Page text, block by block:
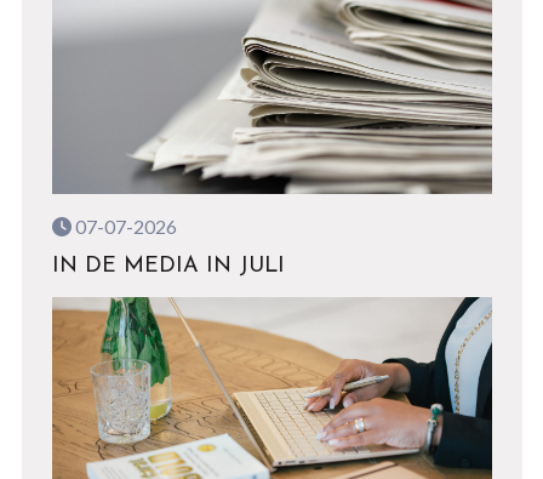
07-07-2026
IN DE MEDIA IN JULI